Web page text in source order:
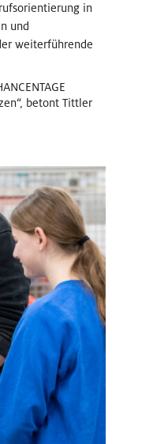
in
und
weiterführende
betont Tittler